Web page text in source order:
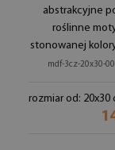
abstrakcyjne
roślinne
stonowanej
mdf-3cz-20x30-
rozmiar od: 20x30